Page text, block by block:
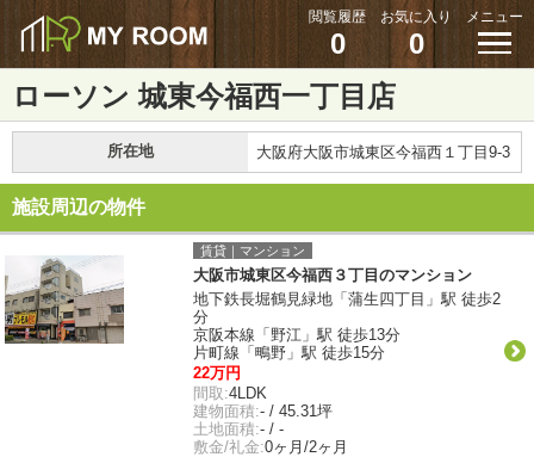
閲覧履歴
0
お気に入り
0
メニュー
ローソン 城東今福西一丁目店
所在地 大阪府大阪市城東区今福西１丁目9-3
施設周辺の物件
賃貸｜マンション
大阪市城東区今福西３丁目のマンション
地下鉄長堀鶴見緑地「蒲生四丁目」駅 徒歩2
分
京阪本線「野江」駅 徒歩13分
片町線「鴫野」駅 徒歩15分
22万円
間取:4LDK
建物面積:- / 45.31坪
土地面積:- / -
敷金/礼金:0ヶ月/2ヶ月